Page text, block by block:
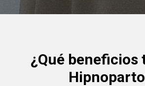
¿Qué beneficios